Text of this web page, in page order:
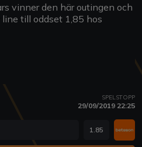
vinner den här outingen och
till oddset 1,85 hos
SPELSTOPP
29/09/2019 22:25
1.85